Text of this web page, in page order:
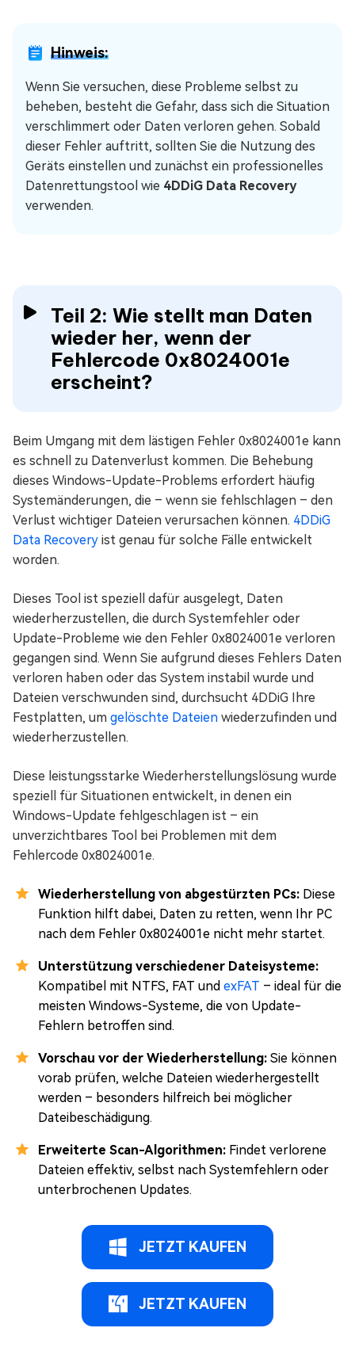
Hinweis:
Wenn Sie versuchen, diese Probleme selbst zu
beheben, besteht die Gefahr, dass sich die Situation
verschlimmert oder Daten verloren gehen. Sobald
dieser Fehler auftritt, sollten Sie die Nutzung des
Geräts einstellen und zunächst ein professionelles
Datenrettungstool wie 4DDiG Data Recovery
verwenden.
Teil 2: Wie stellt man Daten
wieder her, wenn der
Fehlercode 0x8024001e
erscheint?
Beim Umgang mit dem lästigen Fehler 0x8024001e kann
es schnell zu Datenverlust kommen. Die Behebung
dieses Windows-Update-Problems erfordert häufig
Systemänderungen, die – wenn sie fehlschlagen – den
Verlust wichtiger Dateien verursachen können. 4DDiG
Data Recovery ist genau für solche Fälle entwickelt
worden.
Dieses Tool ist speziell dafür ausgelegt, Daten
wiederherzustellen, die durch Systemfehler oder
Update-Probleme wie den Fehler 0x8024001e verloren
gegangen sind. Wenn Sie aufgrund dieses Fehlers Daten
verloren haben oder das System instabil wurde und
Dateien verschwunden sind, durchsucht 4DDiG Ihre
Festplatten, um gelöschte Dateien wiederzufinden und
wiederherzustellen.
Diese leistungsstarke Wiederherstellungslösung wurde
speziell für Situationen entwickelt, in denen ein
Windows-Update fehlgeschlagen ist – ein
unverzichtbares Tool bei Problemen mit dem
Fehlercode 0x8024001e.
Wiederherstellung von abgestürzten PCs: Diese
Funktion hilft dabei, Daten zu retten, wenn Ihr PC
nach dem Fehler 0x8024001e nicht mehr startet.
Unterstützung verschiedener Dateisysteme:
Kompatibel mit NTFS, FAT und exFAT – ideal für die
meisten Windows-Systeme, die von Update-
Fehlern betroffen sind.
Vorschau vor der Wiederherstellung: Sie können
vorab prüfen, welche Dateien wiederhergestellt
werden – besonders hilfreich bei möglicher
Dateibeschädigung.
Erweiterte Scan-Algorithmen: Findet verlorene
Dateien effektiv, selbst nach Systemfehlern oder
unterbrochenen Updates.
JETZT KAUFEN
JETZT KAUFEN